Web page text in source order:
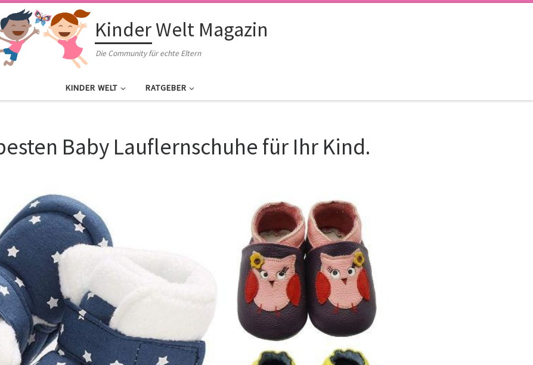
Kinder Welt Magazin
Die Community für echte Eltern
KINDER WELT RATGEBER
Baby Lauflernschuhe für Ihr Kind.